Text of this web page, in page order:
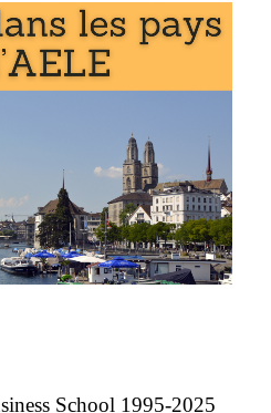
accord de libre-échange
des programmes de
:
échange AELE-
School 1995-2025